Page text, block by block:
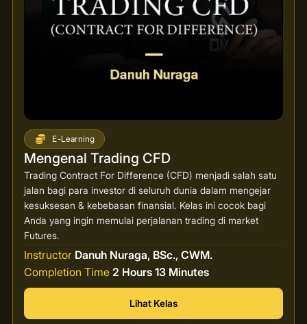
E-Learning
Mengenal Trading CFD
Trading Contract For Difference (CFD) menjadi salah satu
jalan bagi para investor di seluruh dunia dalam mengejar
kesuksesan & kebebasan finansial. Kelas ini cocok bagi
Anda yang ingin memulai perjalanan trading di market
Futures.
Instructor Danuh Nuraga, BSc., CWM.
Completion Time 2 Hours 13 Minutes
Lihat Kelas